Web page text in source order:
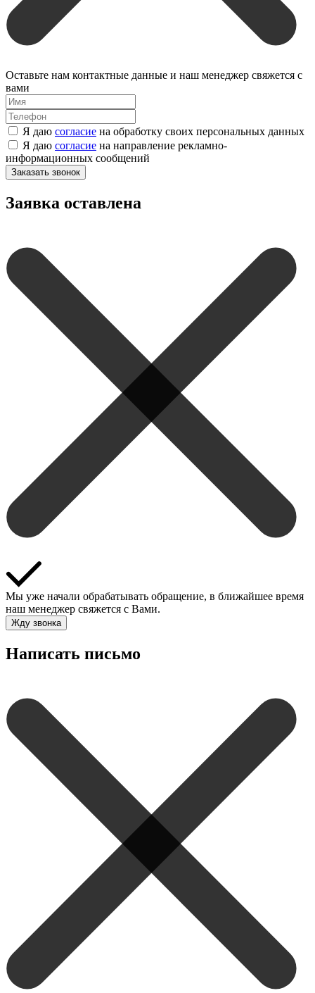
Оставьте нам контактные данные и наш менеджер свяжется с
вами
Я даю согласие на обработку своих персональных данных
Я даю согласие на направление рекламно-
информационных сообщений
Заказать звонок
Заявка оставлена
Мы уже начали обрабатывать обращение, в ближайшее время
наш менеджер свяжется с Вами.
Жду звонка
Написать письмо